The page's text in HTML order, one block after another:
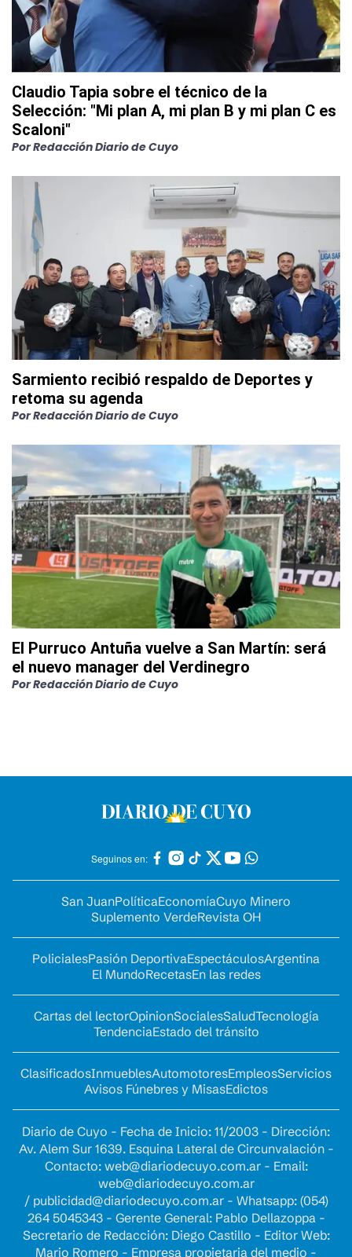
Claudio Tapia sobre el técnico de la
Selección: "Mi plan A, mi plan B y mi plan C es
Scaloni"
PorRedacción Diario de Cuyo
Sarmiento recibió respaldo de Deportes y
retoma su agenda
PorRedacción Diario de Cuyo
El Purruco Antuña vuelve a San Martín: será
el nuevo manager del Verdinegro
PorRedacción Diario de Cuyo
Seguinos en:
San JuanPolíticaEconomíaCuyo Minero
Suplemento VerdeRevista OH
PolicialesPasión DeportivaEspectáculosArgentina
El MundoRecetasEn las redes
Cartas del lectorOpinionSocialesSaludTecnología
TendenciaEstado del tránsito
ClasificadosInmueblesAutomotoresEmpleosServicios
Avisos Fúnebres y MisasEdictos
Diario de Cuyo - Fecha de Inicio: 11/2003 - Dirección:
Av. Alem Sur 1639. Esquina Lateral de Circunvalación -
Contacto: web@diariodecuyo.com.ar- Email:
web@diariodecuyo.com.ar
/ publicidad@diariodecuyo.com.ar- Whatsapp: (054)
264 5045343 - Gerente General: Pablo Dellazoppa -
Secretario de Redacción: Diego Castillo - Editor Web:
Mario Romero - Empresa propietaria del medio -